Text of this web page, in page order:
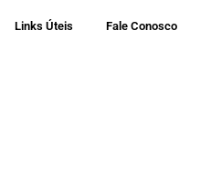
Links Úteis Fale Conosco